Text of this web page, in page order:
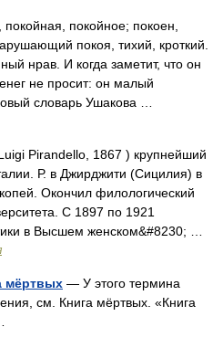
покойное; покоен,
покоя, тихий, кроткий.
нрав. И когда заметит, что он
не просит: он малый
словарь Ушакова …
Pirandello, 1867 ) крупнейший
Р. в Джирджити (Сицилия) в
Окончил филологический
С 1897 по 1921
в Высшем женском&#8230; …
мёртвых — У этого термина
см. Книга мёртвых. «Книга